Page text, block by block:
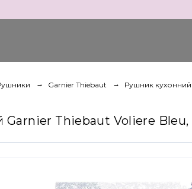
Garnier Thiebaut Рушник кухонний
Thiebaut Voliere Bleu,